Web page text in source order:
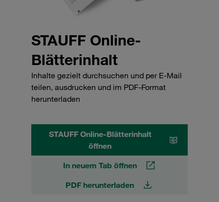
STAUFF Online-
Blätterinhalt
Inhalte gezielt durchsuchen und per E-Mail
teilen, ausdrucken und im PDF-Format
herunterladen
STAUFF Online-Blätterinhalt
öffnen
In neuem Tab öffnen
PDF herunterladen